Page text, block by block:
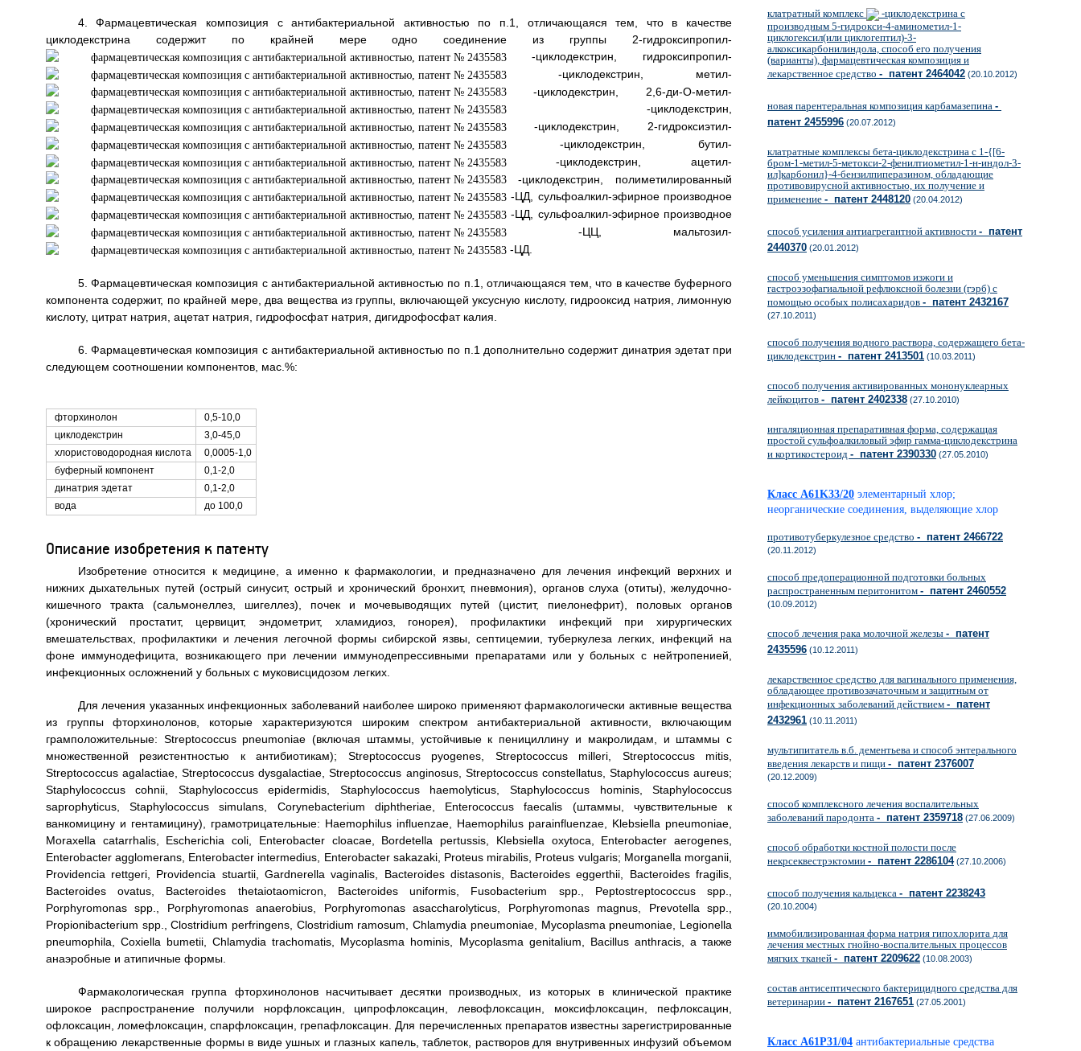
4. Фармацевтическая композиция с антибактериальной активностью по п.1, отличающаяся тем, что в качестве
циклодекстрина содержит по крайней мере одно соединение из группы 2-гидроксипропил-
-циклодекстрин, гидроксипропил-
-циклодекстрин, метил-
-циклодекстрин, 2,6-ди-О-метил-
-циклодекстрин,
-циклодекстрин, 2-гидроксиэтил-
-циклодекстрин, бутил-
-циклодекстрин, ацетил-
-циклодекстрин, полиметилированный
-ЦД, сульфоалкил-эфирное производное
-ЦД, сульфоалкил-эфирное производное
-ЦЦ, мальтозил-
-ЦД.
5. Фармацевтическая композиция с антибактериальной активностью по п.1, отличающаяся тем, что в качестве буферного
компонента содержит, по крайней мере, два вещества из группы, включающей уксусную кислоту, гидрооксид натрия, лимонную
кислоту, цитрат натрия, ацетат натрия, гидрофосфат натрия, дигидрофосфат калия.
6. Фармацевтическая композиция с антибактериальной активностью по п.1 дополнительно содержит динатрия эдетат при
следующем соотношении компонентов, мас.%:
фторхинолон
0,5-10,0
циклодекстрин
3,0-45,0
хлористоводородная кислота
0,0005-1,0
буферный компонент
0,1-2,0
динатрия эдетат
0,1-2,0
вода
до 100,0
Описание изобретения к патенту
Изобретение относится к медицине, а именно к фармакологии, и предназначено для лечения инфекций верхних и
нижних дыхательных путей (острый синусит, острый и хронический бронхит, пневмония), органов слуха (отиты), желудочно-
кишечного тракта (сальмонеллез, шигеллез), почек и мочевыводящих путей (цистит, пиелонефрит), половых органов
(хронический простатит, цервицит, эндометрит, хламидиоз, гонорея), профилактики инфекций при хирургических
вмешательствах, профилактики и лечения легочной формы сибирской язвы, септицемии, туберкулеза легких, инфекций на
фоне иммунодефицита, возникающего при лечении иммунодепрессивными препаратами или у больных с нейтропенией,
инфекционных осложнений у больных с муковисцидозом легких.
Для лечения указанных инфекционных заболеваний наиболее широко применяют фармакологически активные вещества
из группы фторхинолонов, которые характеризуются широким спектром антибактериальной активности, включающим
грамположительные: Streptococcus pneumoniae (включая штаммы, устойчивые к пенициллину и макролидам, и штаммы с
множественной резистентностью к антибиотикам); Streptococcus pyogenes, Streptococcus milleri, Streptococcus mitis,
Streptococcus agalactiae, Streptococcus dysgalactiae, Streptococcus anginosus, Streptococcus constellatus, Staphylococcus aureus;
Staphylococcus cohnii, Staphylococcus epidermidis, Staphylococcus haemolyticus, Staphylococcus hominis, Staphylococcus
saprophyticus, Staphylococcus simulans, Corynebacterium diphtheriae, Enterococcus faecalis (штаммы, чувствительные к
ванкомицину и гентамицину), грамотрицательные: Haemophilus influenzae, Haemophilus parainfluenzae, Klebsiella pneumoniae,
Moraxella catarrhalis, Escherichia coli, Enterobacter cloacae, Bordetella pertussis, Klebsiella oxytoca, Enterobacter aerogenes,
Enterobacter agglomerans, Enterobacter intermedius, Enterobacter sakazaki, Proteus mirabilis, Proteus vulgaris; Morganella morganii,
Providencia rettgeri, Providencia stuartii, Gardnerella vaginalis, Bacteroides distasonis, Bacteroides eggerthii, Bacteroides fragilis,
Bacteroides ovatus, Bacteroides thetaiotaomicron, Bacteroides uniformis, Fusobacterium spp., Peptostreptococcus spp.,
Porphyromonas spp., Porphyromonas anaerobius, Porphyromonas asaccharolyticus, Porphyromonas magnus, Prevotella spp.,
Propionibacterium spp., Clostridium perfringens, Clostridium ramosum, Chlamydia pneumoniae, Mycoplasma pneumoniae, Legionella
pneumophila, Coxiella bumetii, Chlamydia trachomatis, Mycoplasma hominis, Mycoplasma genitalium, Bacillus anthracis, a также
анаэробные и атипичные формы.
Фармакологическая группа фторхинолонов насчитывает десятки производных, из которых в клинической практике
широкое распространение получили норфлоксацин, ципрофлоксацин, левофлоксацин, моксифлоксацин, пефлоксацин,
офлоксацин, ломефлоксацин, спарфлоксацин, грепафлоксацин. Для перечисленных препаратов известны зарегистрированные
к обращению лекарственные формы в виде ушных и глазных капель, таблеток, растворов для внутривенных инфузий объемом
клатратный комплекс
-циклодекстрина с
производным 5-гидрокси-4-аминометил-1-
циклогексил(или циклогептил)-3-
алкоксикарбонилиндола, способ его получения
(варианты), фармацевтическая композиция и
лекарственное средство - патент 2464042 (20.10.2012)
новая парентеральная композиция карбамазепина -
патент 2455996 (20.07.2012)
клатратные комплексы бета-циклодекстрина с 1-{[6-
бром-1-метил-5-метокси-2-фенилтиометил-1-н-индол-3-
ил]карбонил}-4-бензилпиперазином, обладающие
противовирусной активностью, их получение и
применение - патент 2448120 (20.04.2012)
способ усиления антиагрегантной активности - патент
2440370 (20.01.2012)
способ уменьшения симптомов изжоги и
гастроэзофагиальной рефлюксной болезни (гэрб) с
помощью особых полисахаридов - патент 2432167
(27.10.2011)
способ получения водного раствора, содержащего бета-
циклодекстрин - патент 2413501 (10.03.2011)
способ получения активированных мононуклеарных
лейкоцитов - патент 2402338 (27.10.2010)
ингаляционная препаративная форма, содержащая
простой сульфоалкиловый эфир гамма-циклодекстрина
и кортикостероид - патент 2390330 (27.05.2010)
Класс A61K33/20 элементарный хлор;
неорганические соединения, выделяющие хлор
противотуберкулезное средство - патент 2466722
(20.11.2012)
способ предоперационной подготовки больных
распространенным перитонитом - патент 2460552
(10.09.2012)
способ лечения рака молочной железы - патент
2435596 (10.12.2011)
лекарственное средство для вагинального применения,
обладающее противозачаточным и защитным от
инфекционных заболеваний действием - патент
2432961 (10.11.2011)
мультипитатель в.б. дементьева и способ энтерального
введения лекарств и пищи - патент 2376007
(20.12.2009)
способ комплексного лечения воспалительных
заболеваний пародонта - патент 2359718 (27.06.2009)
способ обработки костной полости после
некрсеквестрэктомии - патент 2286104(27.10.2006)
способ получения кальцекса - патент 2238243
(20.10.2004)
иммобилизированная форма натрия гипохлорита для
лечения местных гнойно-воспалительных процессов
мягких тканей - патент 2209622 (10.08.2003)
состав антисептического бактерицидного средства для
ветеринарии - патент 2167651 (27.05.2001)
Класс A61P31/04 антибактериальные средства